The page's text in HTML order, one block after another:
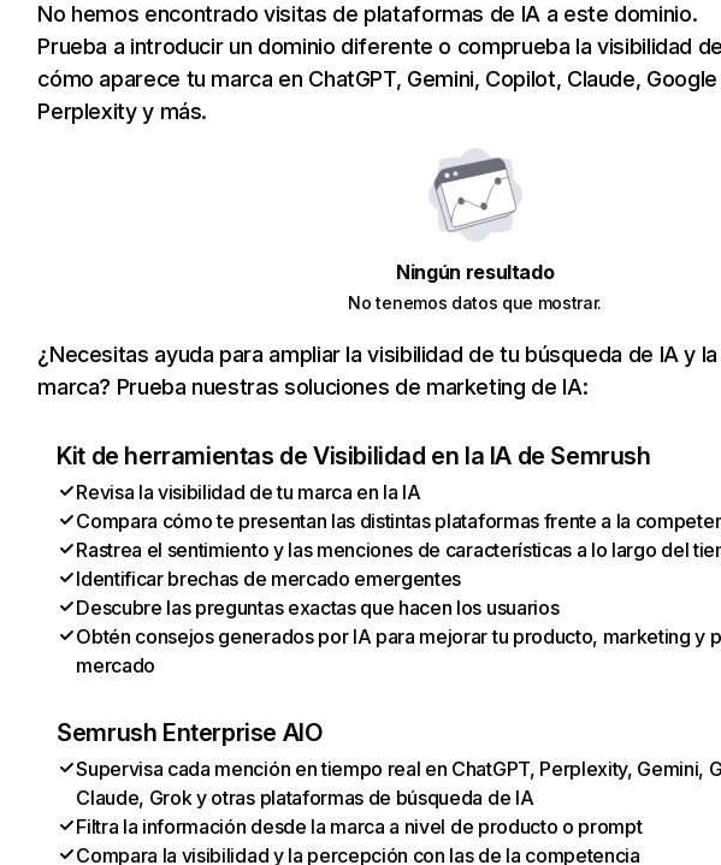
No hemos encontrado visitas de plataformas de IA a este dominio.
Prueba a introducir un dominio diferente o comprueba la visibilidad
cómo aparece tu marca en ChatGPT, Gemini, Copilot, Claude,
Perplexity y más.
Ningún resultado
No tenemos datos que mostrar.
¿Necesitas ayuda para ampliar la visibilidad de tu búsqueda de IA y
marca? Prueba nuestras soluciones de marketing de IA:
Kit de herramientas de Visibilidad en la IA de Semrush
Revisa la visibilidad de tu marca en la IA
Compara cómo te presentan las distintas plataformas frente a la
Rastrea el sentimiento y las menciones de características a lo largo del
Identificar brechas de mercado emergentes
Descubre las preguntas exactas que hacen los usuarios
Obtén consejos generados por IA para mejorar tu producto, marketing y
mercado
Semrush Enterprise AIO
Supervisa cada mención en tiempo real en ChatGPT, Perplexity, Gemini,
Claude, Grok y otras plataformas de búsqueda de IA
Filtra la información desde la marca a nivel de producto o prompt
Compara la visibilidad y la percepción con las de la competencia